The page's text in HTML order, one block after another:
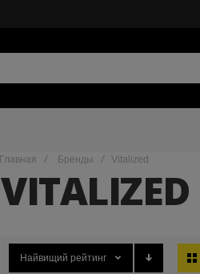
Главная Бренды Vitalized
VITALIZED
Найвищий рейтинг